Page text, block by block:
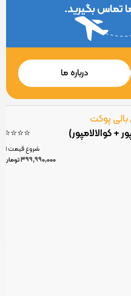
درباره ما
تماس بگیرید.
+ کوالالامپور) ⭐⭐⭐⭐
شروع قیمت از
399,990,000 تومان